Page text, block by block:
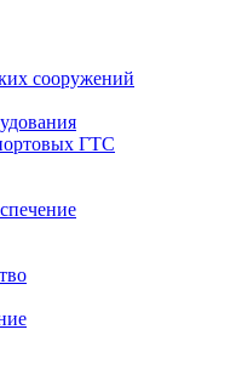
сооружений
ГТС